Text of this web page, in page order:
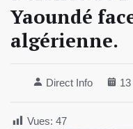
Yaoundé
algérienne.
Direct Info
Vues: 47